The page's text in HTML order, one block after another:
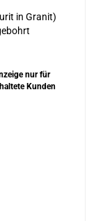
in Granit)
nur für
Kunden